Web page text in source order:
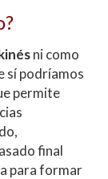
ni como
sí podríamos
permite
final
para formar